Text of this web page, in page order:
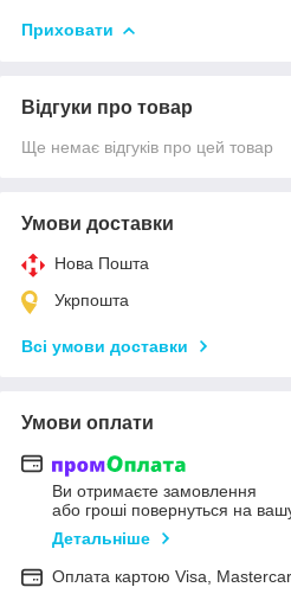
Приховати
Відгуки про товар
Ще немає відгуків про цей товар
Умови доставки
Нова Пошта
Укрпошта
Всі умови доставки
Умови оплати
Ви отримаєте замовлення
або гроші повернуться на
Детальніше
Оплата картою Visa,